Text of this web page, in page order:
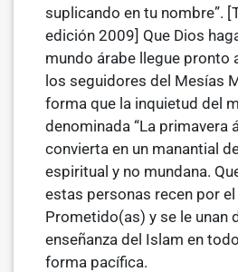
suplicando en tu nombre”.
edición 2009] Que Dios
mundo árabe llegue pronto
los seguidores del Mesías
forma que la inquietud del
denominada “La primavera
convierta en un manantial
espiritual y no mundana.
estas personas recen por
Prometido(as) y se le unan
enseñanza del Islam en
forma pacífica.